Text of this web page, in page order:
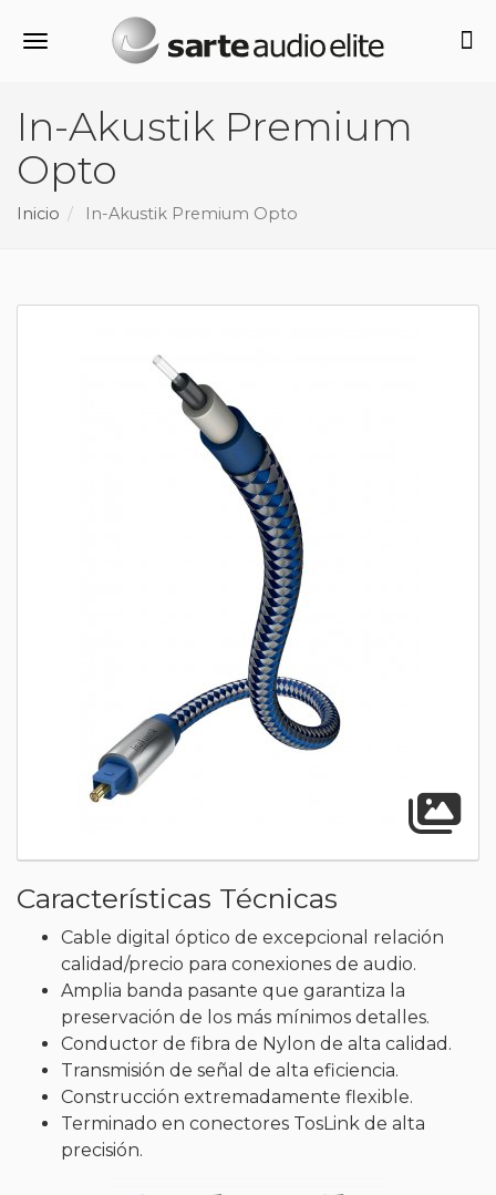
Alternar navegación
In-Akustik Premium
Opto
Inicio In-Akustik Premium Opto
Características Técnicas
Cable digital óptico de excepcional relación
calidad/precio para conexiones de audio.
Amplia banda pasante que garantiza la
preservación de los más mínimos detalles.
Conductor de fibra de Nylon de alta calidad.
Transmisión de señal de alta eficiencia.
Construcción extremadamente flexible.
Terminado en conectores TosLink de alta
precisión.